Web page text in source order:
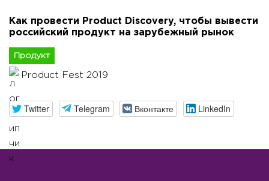
Как провести Product Discovery, чтобы вывести
российский продукт на зарубежный рынок
Продукт
Product Fest 2019
Twitter Telegram Вконтакте LinkedIn